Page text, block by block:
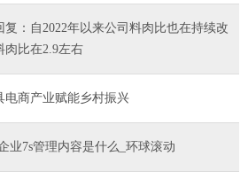
：自2022年以来公司料肉比也在持续改
肉比在2.9左右
电商产业赋能乡村振兴
业7s管理内容是什么_环球滚动